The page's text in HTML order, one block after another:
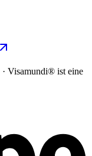
· Visamundi® ist eine